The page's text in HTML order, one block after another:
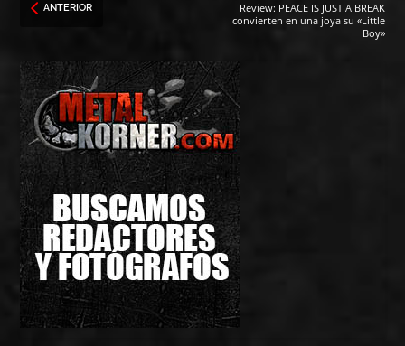
ANTERIOR
Review: PEACE IS JUST A BREAK
convierten en una joya su «Little
Boy»